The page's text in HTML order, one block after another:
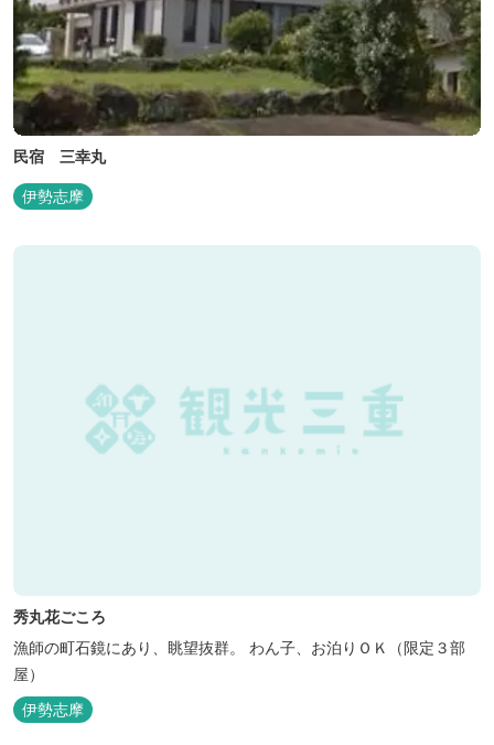
民宿 三幸丸
伊勢志摩
秀丸花ごころ
漁師の町石鏡にあり、眺望抜群。 わん子、お泊りＯＫ（限定３部
屋）
伊勢志摩